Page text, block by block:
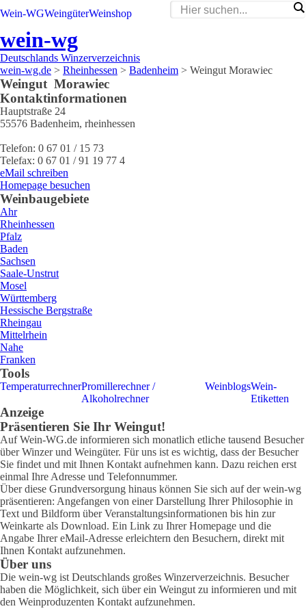
Wein-WGWeingüterWeinshop
wein-wg
Deutschlands Winzerverzeichnis
wein-wg.de > Rheinhessen > Badenheim > Weingut Morawiec
Weingut Morawiec
Kontaktinformationen
Hauptstraße 24
55576 Badenheim, rheinhessen
Telefon: 0 67 01 / 15 73
Telefax: 0 67 01 / 91 19 77 4
eMail schreiben
Homepage besuchen
Weinbaugebiete
Ahr
Rheinhessen
Pfalz
Baden
Sachsen
Saale-Unstrut
Mosel
Württemberg
Hessische Bergstraße
Rheingau
Mittelrhein
Nahe
Franken
Tools
TemperaturrechnerPromillerechner /
Alkoholrechner
WeinblogsWein-
Etiketten
Anzeige
Präsentieren Sie Ihr Weingut!
Auf Wein-WG.de informieren sich monatlich etliche tausend Besucher
über Winzer und Weingüter. Für uns ist es wichtig, dass der Besucher
Sie findet und mit Ihnen Kontakt aufnehmen kann. Dazu reichen erst
einmal Ihre Adresse und Telefonnummer.
Über diese Grundversorgung hinaus können Sie sich auf der wein-wg
präsentieren: Angefangen von einer Darstellung Ihrer Philosophie in
Text und Bildform über Veranstaltungsinformationen bis hin zur
Weinkarte als Download. Ein Link zu Ihrer Homepage und die
Angabe Ihrer eMail-Adresse erleichtern den Besuchern, direkt mit
Ihnen Kontakt aufzunehmen.
Über uns
Die wein-wg ist Deutschlands großes Winzerverzeichnis. Besucher
haben die Möglichkeit, sich über ein Weingut zu informieren und mit
den Weinproduzenten Kontakt aufzunehmen.